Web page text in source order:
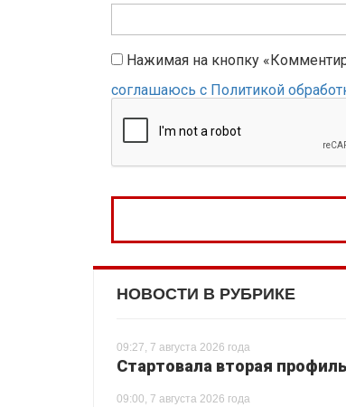
Нажимая на кнопку
соглашаюсь с Политикой
НОВОСТИ В РУБРИКЕ
09:27, 7 августа 2026 года
Стартовала вторая
09:00, 7 августа 2026 года